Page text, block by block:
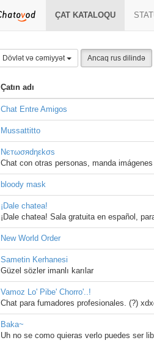
ÇAT KATALOQU
Dövlət və cəmiyyət Ancaq rus dilində
Çatın adı
Chat Entre Amigos
Mussattitto
Nєтωσяdηεkσѕ
Chat con otras personas, manda
bloody mask
¡Dale chatea!
¡Dale chatea! Sala gratuita en español,
New World Order
Sametin Kerhanesi
Güzel sözler imanlı karılar
Vamoz Lo' Pibe' Chorro'..!
Chat para fumadores profesionales. (?)
Baka~
Uh no se como quieras verlo puedes ser